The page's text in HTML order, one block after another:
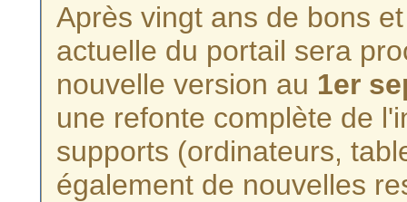
Après vingt ans de bons
actuelle du portail sera
nouvelle version au 1er
une refonte complète de
supports (ordinateurs,
également de nouvelles